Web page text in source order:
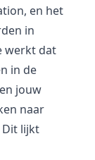
en het
in
werkt dat
in de
jouw
naar
Dit lijkt